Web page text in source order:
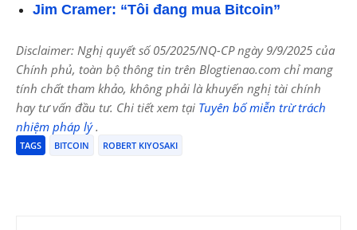
Jim Cramer: “Tôi đang mua Bitcoin”
Disclaimer: Nghị quyết số 05/2025/NQ-CP ngày 9/9/2025 của
Chính phủ, toàn bộ thông tin trên Blogtienao.com chỉ mang
tính chất tham khảo, không phải là khuyến nghị tài chính
hay tư vấn đầu tư. Chi tiết xem tại Tuyên bố miễn trừ trách
nhiệm pháp lý.
TAGS BITCOIN ROBERT KIYOSAKI